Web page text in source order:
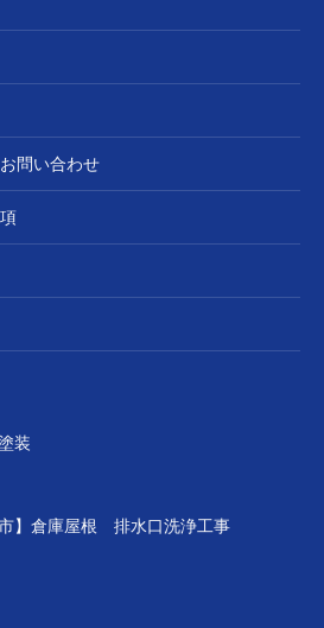
問い合わせ
装
市】倉庫屋根 排水口洗浄工事